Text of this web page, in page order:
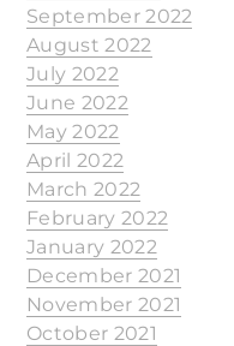
September 2022
August 2022
July 2022
June 2022
May 2022
April 2022
March 2022
February 2022
January 2022
December 2021
November 2021
October 2021